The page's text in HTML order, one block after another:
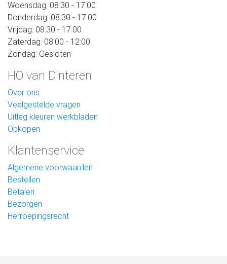
Woensdag: 08:30 - 17:00
Donderdag: 08:30 - 17:00
Vrijdag: 08:30 - 17:00
Zaterdag: 08:00 - 12:00
Zondag: Gesloten
HO van Dinteren
Over ons
Veelgestelde vragen
Uitleg kleuren werkbladen
Opkopen
Klantenservice
Algemene voorwaarden
Bestellen
Betalen
Bezorgen
Herroepingsrecht